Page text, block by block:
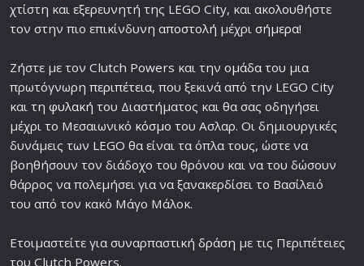
χτίστη και εξερευνητή της LEGO City, και ακολουθήστε
τον στην πιο επικίνδυνη αποστολή μέχρι σήμερα!
Ζήστε με τον Clutch Powers και την ομάδατου μια
πρωτόγνωρη περιπέτεια, που ξεκινά από την LEGO City
και τη φυλακή του Διαστήματος και θα σας οδηγήσει
μέχρι το Μεσαιωνικό κόσμο του Ασλαρ. Οι δημιουργικές
δυνάμεις των LEGO θα είναι τα όπλα τους, ώστε να
βοηθήσουν τον διάδοχο του θρόνου και να του δώσουν
θάρρος να πολεμήσει για να ξανακερδίσει το Βασίλειό
του από τον κακό Μάγο Μάλοκ.
Ετοιμαστείτε για συναρπαστική δράση με τις Περιπέτειες
του Clutch Powers.